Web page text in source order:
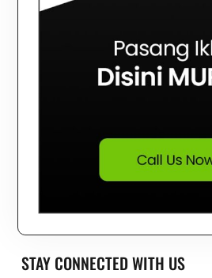
STAY CONNECTED WITH US